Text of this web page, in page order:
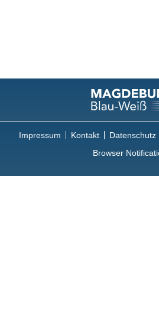
Impressum Kontakt Datenschutz
Browser